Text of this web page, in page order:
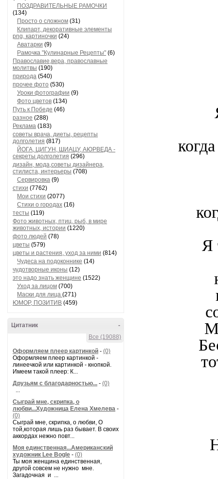
ПОЗДРАВИТЕЛЬНЫЕ РАМОЧКИ
(134)
Просто о сложном (31)
Клипарт, декоративные элементы
png, картиночки (24)
Аватарки (9)
Рамочка "Кулинарные Рецепты" (6)
Православие,вера, православные
молитвы (190)
природа (540)
прочее фото (530)
Уроки фотографии (9)
Фото цветов (134)
Путь к Победе (46)
разное (288)
Реклама (183)
советы врача, диеты, рецепты
долголетия (817)
ЙОГА, ЦИГУН, ШИАЦУ, АЮРВЕДА -
секреты долголетия (296)
дизайн, мода,советы дизайнера,
стилиста, интерьеры (708)
Сервировка (9)
стихи (7762)
Мои стихи (2077)
Стихи о городах (16)
тесты (119)
Фото животных, птиц, рыб, в мире
животных, истории (1220)
фото людей (78)
цветы (579)
цветы и растения, уход за ними (814)
Чудеса на подоконнике (14)
чудотворные иконы (12)
это надо знать женщине (1522)
Уход за лицом (700)
Маски для лица (271)
ЮМОР, ПОЗИТИВ (459)
-
Цитатник
Все (19088)
Оформляем плеер картинкой - (0)
Оформляем плеер картинкой -
линеечкой или картинкой - кнопкой.
Имеем такой плеер: К...
Друзьям с благодарностью... - (0)
...
Сыграй мне, скрипка, о
любви...Художница Елена Хмелева -
(0)
Сыграй мне, скрипка, о любви, О
той,которая лишь раз бывает. В своих
аккордах нежно повт...
Моя единственная...Американский
художник Lee Bogle - (0)
Ты моя женщина единственная,
другой совсем не нужно мне.
Загадочная и ...
Я